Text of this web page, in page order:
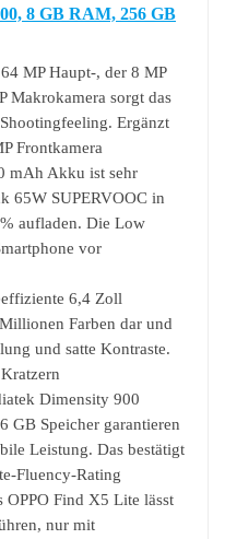
8 GB RAM, 256 GB
MP Haupt-, der 8 MP
Makrokamera sorgt das
Ergänzt
Frontkamera
mAh Akku ist sehr
65W SUPERVOOC in
aufladen. Die Low
vor
6,4 Zoll
Farben dar und
und satte Kontraste.
Dimensity 900
GB Speicher garantieren
Leistung. Das bestätigt
Fluency-Rating
Find X5 Lite lässt
nur mit